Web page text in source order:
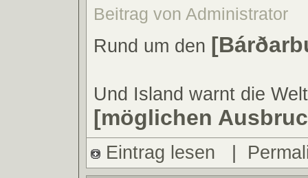
Beitrag von Administrator
Rund um den
Und Island warnt die
[möglichen
Eintrag lesen